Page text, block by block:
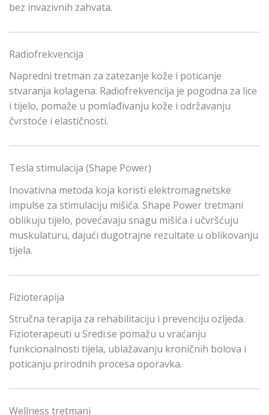
bez invazivnih zahvata.
Radiofrekvencija
Napredni tretman za zatezanje kože i poticanje
stvaranja kolagena. Radiofrekvencija je pogodna za lice
i tijelo, pomaže u pomlađivanju kože i održavanju
čvrstoće i elastičnosti.
Tesla stimulacija (Shape Power)
Inovativna metoda koja koristi elektromagnetske
impulse za stimulaciju mišića. Shape Power tretmani
oblikuju tijelo, povećavaju snagu mišića i učvršćuju
muskulaturu, dajući dugotrajne rezultate u oblikovanju
tijela.
Fizioterapija
Stručna terapija za rehabilitaciju i prevenciju ozljeda.
Fizioterapeuti u Sredi.se pomažu u vraćanju
funkcionalnosti tijela, ublažavanju kroničnih bolova i
poticanju prirodnih procesa oporavka.
Wellness tretmani